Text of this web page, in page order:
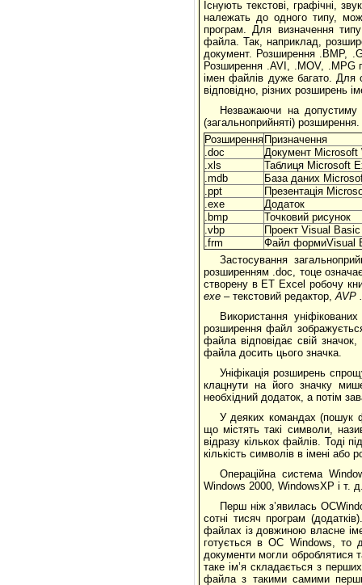
Існують текстові, графічні,
належать до одного типу,
програм. Для визначення
файла. Так, наприклад,
документ. Розширення .BMP,
Розширення .AVI, .MOV, .MPG
імен файлів дуже багато. Для
відповідно, різних розширень
Незважаючи на допустиму
(загальноприйняті)
Розширення Призначення
.doc
Документ Microsoft
.xls
Таблиця Microsoft
.mdb
База даних
.ppt
Презентація
.exe
Додаток
.bmp
Точковий рисунок
.vbp
Проект Visual Basic
.frm
Файл формиVisual
Застосування
розширенням .doc, тоце
створену в ЕТ Excel робочу
exe – текстовий редактор,AVP .
Використання
розширення файл
файла відповідає свій
файла досить цього значка.
Уніфікація розширень
клацнути на його значку
необхідний додаток, а потім
У деяких командах (пошук
що містять такі символи,
відразу кількох файлів. Тоді
кількість символів в імені або
Операційна система
Windows 2000, WindowsXP і т.
Перш ніж з’явилась
сотні тисяч програм
файлах із довжиною власне
готується в ОС Windows, то
документи могли оброблятися
таке ім’я складається з
файла з такими самими